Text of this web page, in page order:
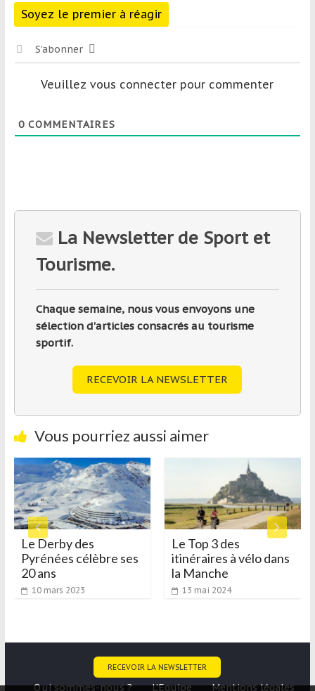
Soyez le premier à réagir
S’abonner
Veuillez vous connecter pour commenter
0COMMENTAIRES
La Newsletter de Sport et
Tourisme.
Chaque semaine, nous vous envoyons une
sélection d'articles consacrés au tourisme
sportif.
RECEVOIR LA NEWSLETTER
Vous pourriez aussi aimer
Le Derby des
Pyrénées célèbre ses
20 ans
10 mars 2023
Le Top 3 des
itinéraires à vélo dans
la Manche
13 mai 2024
RECEVOIR LA NEWSLETTER
Qui sommes-nous ? L’Equipe Mentions légales